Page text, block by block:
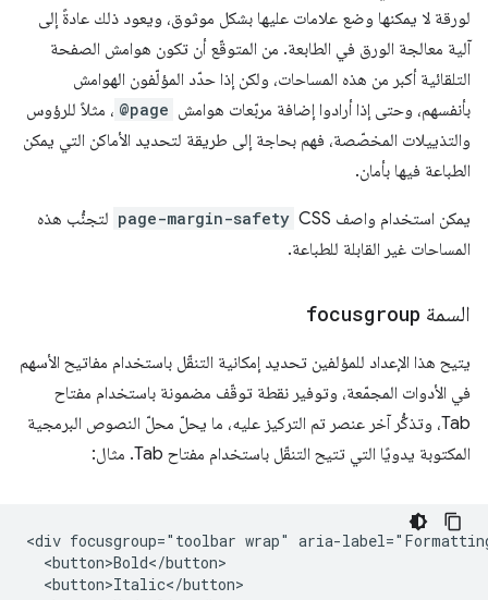
لورقة لا يمكنها وضع علامات عليها بشكل موثوق، ويعود ذلك عادةً إلى
آلية معالجة الورق في الطابعة. من المتوقّع أن تكون هوامش الصفحة
التلقائية أكبر من هذه المساحات، ولكن إذا حدّد المؤلّفون الهوامش
بأنفسهم، وحتى إذا أرادوا إضافة مربّعات هوامش @page ، مثلاً للرؤوس
والتذييلات المخصّصة، فهم بحاجة إلى طريقة لتحديد الأماكن التي يمكن
الطباعة فيها بأمان.
يمكن استخدام واصف CSS page-margin-safety لتجنُّب هذه
المساحات غير القابلة للطباعة.
السمة focusgroup
يتيح هذا الإعداد للمؤلفين تحديد إمكانية التنقّل باستخدام مفاتيح الأسهم
في الأدوات المجمّعة، وتوفير نقطة توقّف مضمونة باستخدام مفتاح
Tab، وتذكُّر آخر عنصر تم التركيز عليه، ما يحلّ محلّ النصوص البرمجية
المكتوبة يدويًا التي تتيح التنقّل باستخدام مفتاح Tab. مثال:
<div focusgroup="toolbar wrap" aria-
  <button>Bold</button>
  <button>Italic</button>